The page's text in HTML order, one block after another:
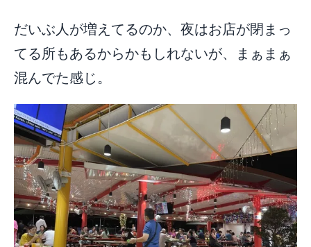
だいぶ人が増えてるのか、夜はお店が閉まっ
てる所もあるからかもしれないが、まぁまぁ
混んでた感じ。